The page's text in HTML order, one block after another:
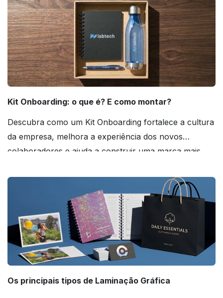
Kit Onboarding: o que é? E como montar?
Descubra como um Kit Onboarding fortalece a cultura
da empresa, melhora a experiência dos novos
colaboradores e ajuda a construir uma marca mais
Os principais tipos de Laminação Gráfica